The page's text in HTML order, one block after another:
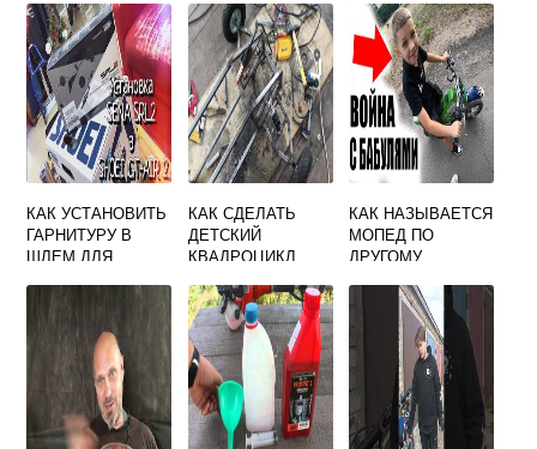
ГОРЯЧУЮ
МУРАВЕЙ
КАК УСТАНОВИТЬ
ГАРНИТУРУ В
ШЛЕМ ДЛЯ
КАК СДЕЛАТЬ
ДЕТСКИЙ
КВАДРОЦИКЛ
КАК НАЗЫВАЕТСЯ
МОПЕД ПО
ДРУГОМУ